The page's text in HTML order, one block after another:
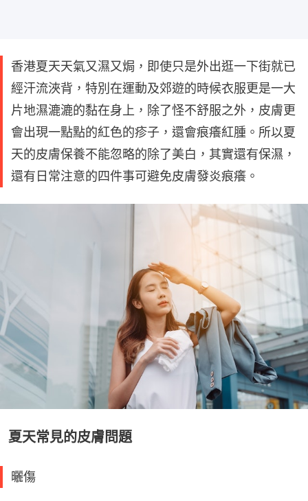
香港夏天天氣又濕又焗，即使只是外出逛一下街就已
經汗流浹背，特別在運動及郊遊的時候衣服更是一大
片地濕漉漉的黏在身上，除了怪不舒服之外，皮膚更
會出現一點點的紅色的疹子，還會痕癢紅腫。所以夏
天的皮膚保養不能忽略的除了美白，其實還有保濕，
還有日常注意的四件事可避免皮膚發炎痕癢。
夏天常見的皮膚問題
曬傷